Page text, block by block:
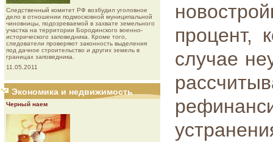
Следственный комитет РФ возбудил уголовное
дело в отношении подмосковной муниципальной
чиновницы, подозреваемой в захвате земельного
участка на территории Бородинского военно-
исторического заповедника. Кроме того,
следователи проверяют законность выделения
под дачное строительство и других земель в
границах заповедника.
11.05.2011
Экономика и недвижимость
Черный наем
процент,
случае